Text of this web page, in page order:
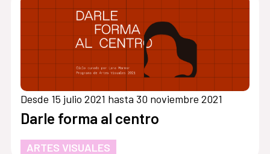
Desde 15 julio 2021 hasta 30 noviembre 2021
Darle forma al centro
ARTES VISUALES